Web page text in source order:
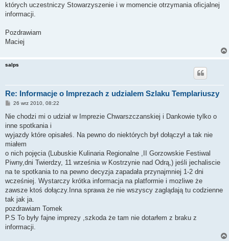
których uczestniczy Stowarzyszenie i w momencie otrzymania oficjalnej
informacji.
Pozdrawiam
Maciej
salps
Re: Informacje o Imprezach z udzialem Szlaku Templariuszy
P
s
26 wrz 2010, 08:22
Nie chodzi mi o udział w Imprezie Chwarszczanskiej i Dankowie tylko o
inne spotkania i
wyjazdy które opisałeś. Na pewno do niektórych był dołączył a tak nie
miałem
o nich pojęcia (Lubuskie Kulinaria Regionalne ,II Gorzowskie Festiwal
Piwny,dni Twierdzy, 11 września w Kostrzynie nad Odrą,) jeśli jechaliscie
na te spotkania to na pewno decyzja zapadała przynajmniej 1-2 dni
wcześniej. Wystarczy krótka informacja na platformie i mozliwe że
zawsze ktoś dołączy.Inna sprawa że nie wszyscy zaglądają tu codzienne
tak jak ja.
pozdrawiam Tomek
P.S To były fajne imprezy ,szkoda że tam nie dotarłem z braku z
informacji.